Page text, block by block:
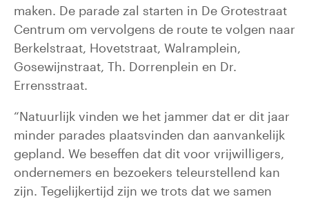
maken. De parade zal starten in De Grotestraat
Centrum om vervolgens de route te volgen naar
Berkelstraat, Hovetstraat, Walramplein,
Gosewijnstraat, Th. Dorrenplein en Dr.
Errensstraat.
“Natuurlijk vinden we het jammer dat er dit jaar
minder parades plaatsvinden dan aanvankelijk
gepland. We beseffen dat dit voor vrijwilligers,
ondernemers en bezoekers teleurstellend kan
zijn. Tegelijkertijd zijn we trots dat we samen